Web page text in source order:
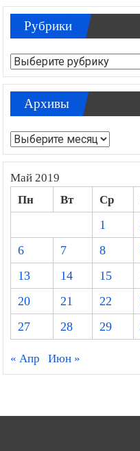
Рубрики
Рубрики
Архивы
Архивы
Май 2019
Пн Вт Ср
1
6
7 8
13
14 15
20
21 22
27
28 29
« Апр Июн »